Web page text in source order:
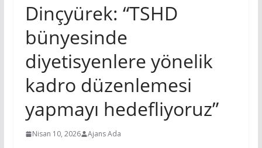
Dinçyürek: “TSHD
bünyesinde
diyetisyenlere yönelik
kadro düzenlemesi
yapmayı hedefliyoruz”
Nisan 10, 2026 Ajans Ada